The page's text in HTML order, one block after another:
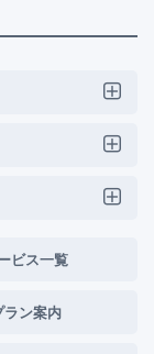
ビス一覧
ラン案内